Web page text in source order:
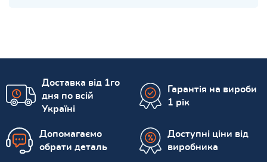
Доставка від 1го
дня по всій
Україні
Гарантія на вироби
1 рік
Допомагаємо
обрати деталь
Доступні ціни від
виробника